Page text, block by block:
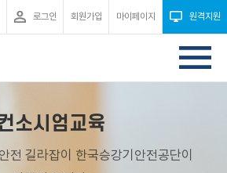
로그인 회원가입 마이페이지 원격지원
소시엄교육
전 길라잡이 한국승강기안전공단이